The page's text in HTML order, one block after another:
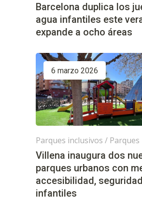
Barcelona duplica los
agua infantiles este
expande a ocho áreas
6 marzo 2026
Parques inclusivos /
Villena inaugura dos
parques urbanos con
accesibilidad,
infantiles